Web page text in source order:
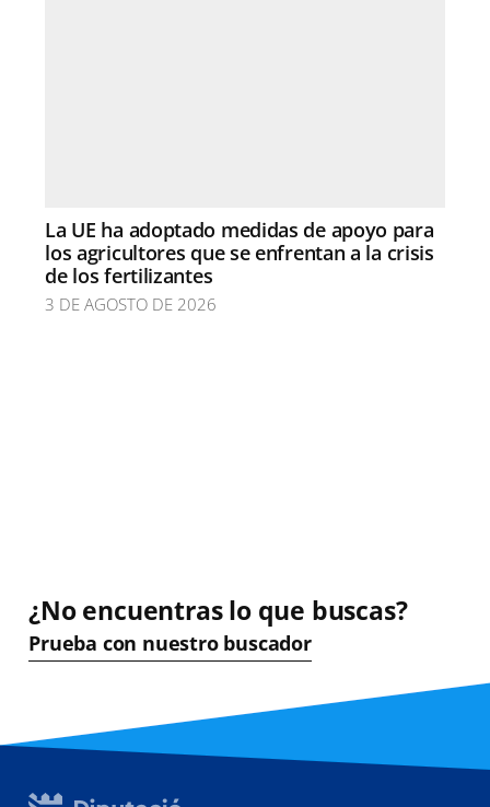
La UE ha adoptado medidas de apoyo para
los agricultores que se enfrentan a la crisis
de los fertilizantes
3 DE AGOSTO DE 2026
¿No encuentras lo que buscas?
Prueba con nuestro buscador